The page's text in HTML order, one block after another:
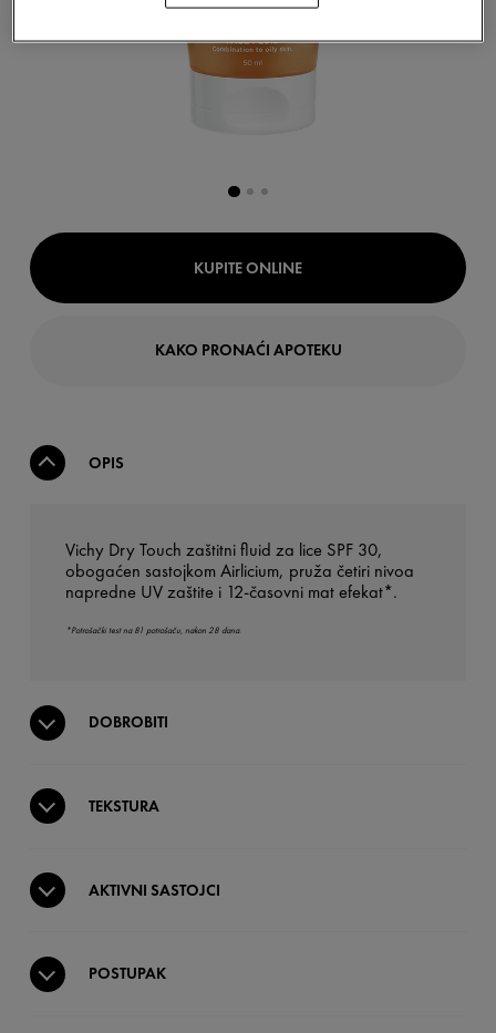
KUPITE ONLINE
KAKO PRONAĆI APOTEKU
OPIS
Vichy Dry Touch zaštitni fluid za lice SPF 30,
obogaćen sastojkom Airlicium, pruža četiri nivoa
napredne UV zaštite i 12-časovni mat efekat*.
*Potrošački test na 81 potrošaču, nakon 28 dana.
DOBROBITI
TEKSTURA
AKTIVNI SASTOJCI
POSTUPAK